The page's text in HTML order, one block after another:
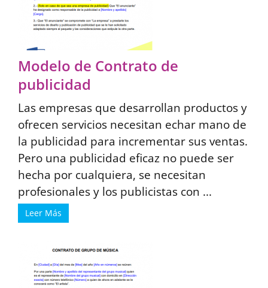
Modelo de Contrato de
publicidad
Las empresas que desarrollan productos y
ofrecen servicios necesitan echar mano de
la publicidad para incrementar sus ventas.
Pero una publicidad eficaz no puede ser
hecha por cualquiera, se necesitan
profesionales y los publicistas con ...
Leer Más